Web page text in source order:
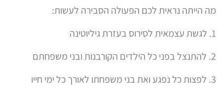
מה הייתה נראית לכם הפעולה הסבירה לעשות:
1. לגשת עצמאית לסירוס בעזרת גיליוטינה
2. להתנצל בפני כל הילדים הקורבנות ובני משפחתם
3. לפצות כל נפגע ואת בני משפחתו לאורך כל ימי חייו